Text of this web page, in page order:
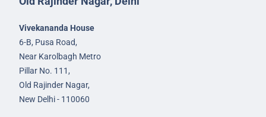
Vivekananda House
6-B, Pusa Road,
Near Karolbagh Metro
Pillar No. 111,
Old Rajinder Nagar,
New Delhi - 110060